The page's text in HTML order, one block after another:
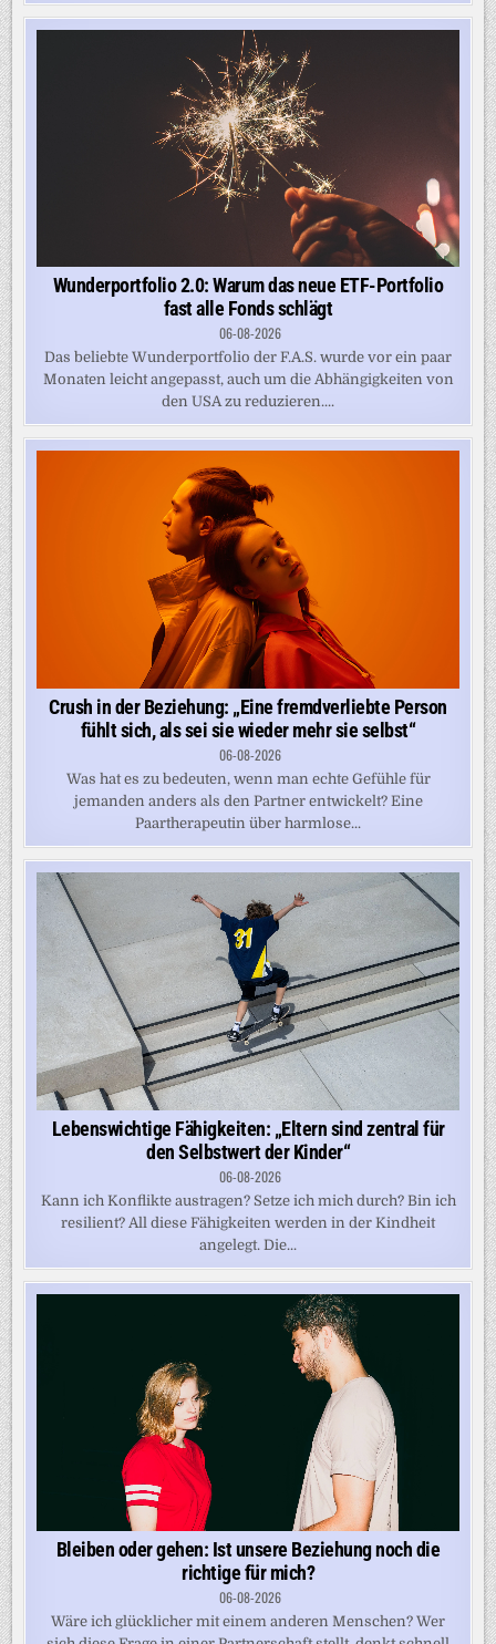
Wunderportfolio 2.0: Warum das neue ETF-Portfolio
fast alle Fonds schlägt
06-08-2026
Das beliebte Wunderportfolio der F.A.S. wurde vor ein paar
Monaten leicht angepasst, auch um die Abhängigkeiten von
den USA zu reduzieren....
Crush in der Beziehung: „Eine fremdverliebte Person
fühlt sich, als sei sie wieder mehr sie selbst“
06-08-2026
Was hat es zu bedeuten, wenn man echte Gefühle für
jemanden anders als den Partner entwickelt? Eine
Paartherapeutin über harmlose...
Lebenswichtige Fähigkeiten: „Eltern sind zentral für
den Selbstwert der Kinder“
06-08-2026
Kann ich Konflikte austragen? Setze ich mich durch? Bin ich
resilient? All diese Fähigkeiten werden in der Kindheit
angelegt. Die...
Bleiben oder gehen: Ist unsere Beziehung noch die
richtige für mich?
06-08-2026
Wäre ich glücklicher mit einem anderen Menschen? Wer